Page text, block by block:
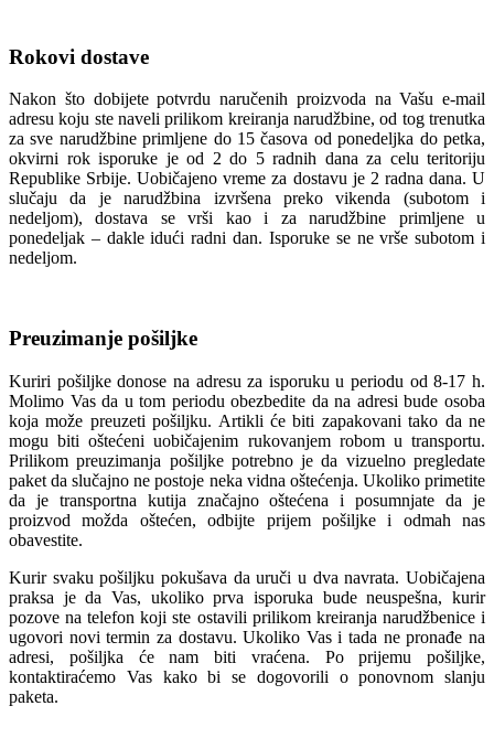
Rokovi dostave
Nakon što dobijete potvrdu naručenih proizvoda na Vašu e-mail
adresu koju ste naveli prilikom kreiranja narudžbine, od tog trenutka
za sve narudžbine primljene do 15 časova od ponedeljka do petka,
okvirni rok isporuke je od 2 do 5 radnih dana za celu teritoriju
Republike Srbije. Uobičajeno vreme za dostavu je 2 radna dana. U
slučaju da je narudžbina izvršena preko vikenda (subotom i
nedeljom), dostava se vrši kao i za narudžbine primljene u
ponedeljak – dakle idući radni dan. Isporuke se ne vrše subotom i
nedeljom.
Preuzimanje pošiljke
Kuriri pošiljke donose na adresu za isporuku u periodu od 8-17 h.
Molimo Vas da u tom periodu obezbedite da na adresi bude osoba
koja može preuzeti pošiljku. Artikli će biti zapakovani tako da ne
mogu biti oštećeni uobičajenim rukovanjem robom u transportu.
Prilikom preuzimanja pošiljke potrebno je da vizuelno pregledate
paket da slučajno ne postoje neka vidna oštećenja. Ukoliko primetite
da je transportna kutija značajno oštećena i posumnjate da je
proizvod možda oštećen, odbijte prijem pošiljke i odmah nas
obavestite.
Kurir svaku pošiljku pokušava da uruči u dva navrata. Uobičajena
praksa je da Vas, ukoliko prva isporuka bude neuspešna, kurir
pozove na telefon koji ste ostavili prilikom kreiranja narudžbenice i
ugovori novi termin za dostavu. Ukoliko Vas i tada ne pronađe na
adresi, pošiljka će nam biti vraćena. Po prijemu pošiljke,
kontaktiraćemo Vas kako bi se dogovorili o ponovnom slanju
paketa.